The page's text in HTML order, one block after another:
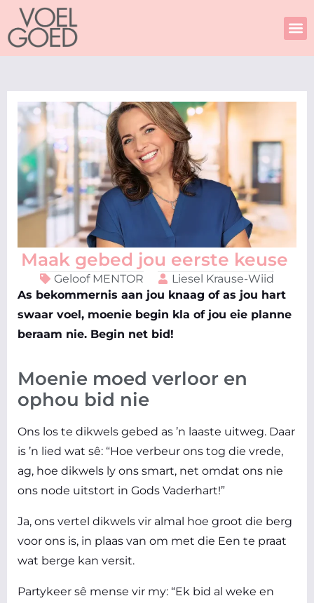
Skip
content
Maak gebed jou eerste keuse
Geloof MENTOR
Liesel Krause-Wiid
As bekommernis aan jou knaag of as jou hart
swaar voel, moenie begin kla of jou eie planne
beraam nie. Begin net bid!
Moenie moed verloor en
ophou bid nie
Ons los te dikwels gebed as ’n laaste uitweg. Daar
is ’n lied wat sê: “Hoe verbeur ons tog die vrede,
ag, hoe dikwels ly ons smart, net omdat ons nie
ons node uitstort in Gods Vaderhart!”
Ja, ons vertel dikwels vir almal hoe groot die berg
voor ons is, in plaas van om met die Een te praat
wat berge kan versit.
Partykeer sê mense vir my: “Ek bid al weke en